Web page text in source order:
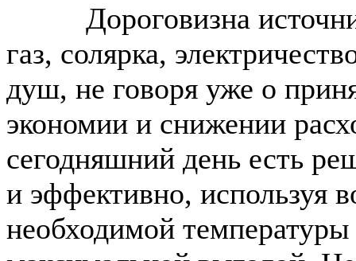
Дороговизна
газ, солярка,
душ, не говоря уже о
экономии и снижении
сегодняшний день есть
и эффективно, используя
необходимой